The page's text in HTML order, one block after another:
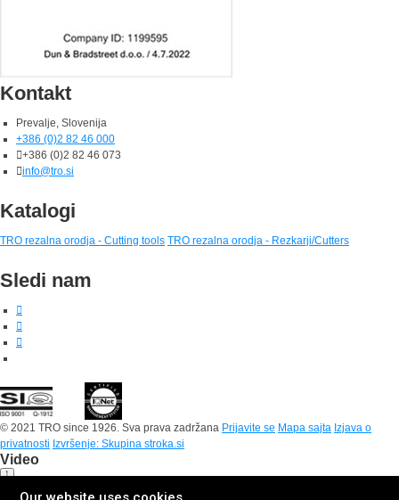
Kontakt
Prevalje, Slovenija
+386 (0)2 82 46 000
+386 (0)2 82 46 073
info@tro.si
Katalogi
TRO rezalna orodja - Cutting tools TRO rezalna orodja - Rezkarji/Cutters
Sledi nam
© 2021 TRO since 1926. Sva prava zadržana Prijavite se Mapa sajta Izjava o
privatnosti Izvršenje: Skupina stroka.si
Video